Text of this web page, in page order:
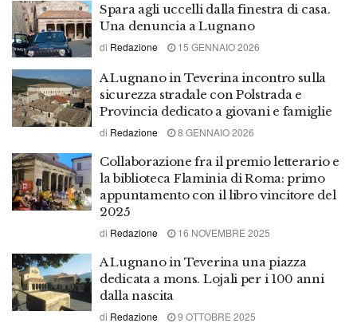
Spara agli uccelli dalla finestra di casa.
Una denuncia a Lugnano
di Redazione 15 GENNAIO 2026
A Lugnano in Teverina incontro sulla
sicurezza stradale con Polstrada e
Provincia dedicato a giovani e famiglie
di Redazione 8 GENNAIO 2026
Collaborazione fra il premio letterario e
la biblioteca Flaminia di Roma: primo
appuntamento con il libro vincitore del
2025
di Redazione 16 NOVEMBRE 2025
A Lugnano in Teverina una piazza
dedicata a mons. Lojali per i 100 anni
dalla nascita
di Redazione 9 OTTOBRE 2025